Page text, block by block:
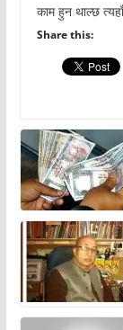
काम हुन थाल्छ
Share this: